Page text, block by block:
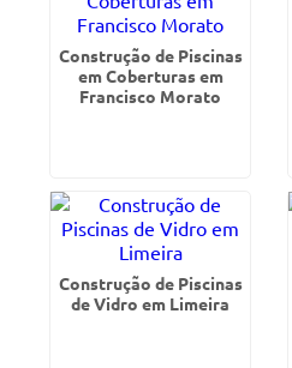
Construção de Piscinas
em Coberturas em
Francisco Morato
Construção de Piscinas
de Vidro em Limeira